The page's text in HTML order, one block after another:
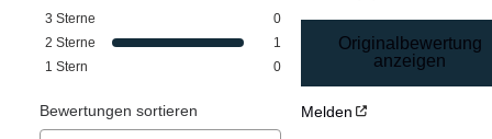
3 Sterne
0
2 Sterne
1
1 Stern 0
Bewertungen sortieren
Originalbewertung
anzeigen
Melden